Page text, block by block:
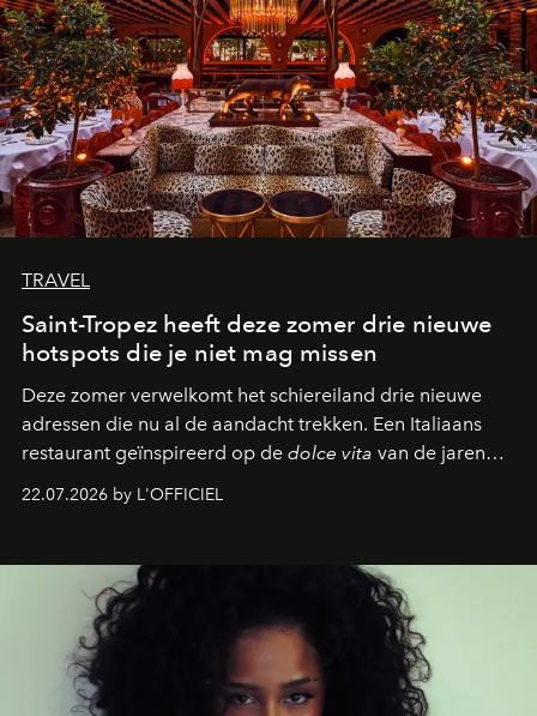
TRAVEL
Saint-Tropez heeft deze zomer drie nieuwe
hotspots die je niet mag missen
Deze zomer verwelkomt het schiereiland drie nieuwe
adressen die nu al de aandacht trekken. Een Italiaans
restaurant geïnspireerd op de dolce vita van de jaren
zestig, een Japanse hotspot die na zonsondergang
verandert in een bruisende ontmoetingsplek en de
neerstrijkt in Saint-Tropez. Dit zijn de nieuwe adressen
die deze zomer de toon zetten, van lange lunches tot
zwoele nachten.
22.07.2026 by L'OFFICIEL